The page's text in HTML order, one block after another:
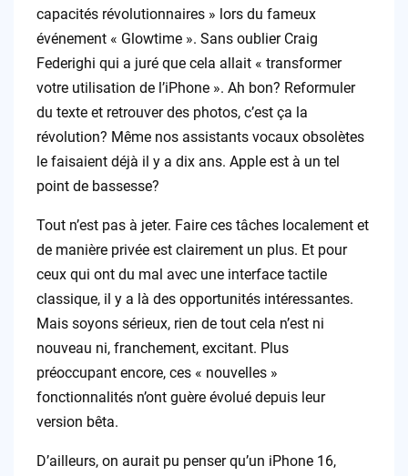
capacités révolutionnaires » lors du fameux
événement « Glowtime ». Sans oublier Craig
Federighi qui a juré que cela allait « transformer
votre utilisation de l’iPhone ». Ah bon? Reformuler
du texte et retrouver des photos, c’est ça la
révolution? Même nos assistants vocaux obsolètes
le faisaient déjà il y a dix ans. Apple est à un tel
point de bassesse?
Tout n’est pas à jeter. Faire ces tâches localement et
de manière privée est clairement un plus. Et pour
ceux qui ont du mal avec une interface tactile
classique, il y a là des opportunités intéressantes.
Mais soyons sérieux, rien de tout cela n’est ni
nouveau ni, franchement, excitant. Plus
préoccupant encore, ces « nouvelles »
fonctionnalités n’ont guère évolué depuis leur
version bêta.
D’ailleurs, on aurait pu penser qu’un iPhone 16,